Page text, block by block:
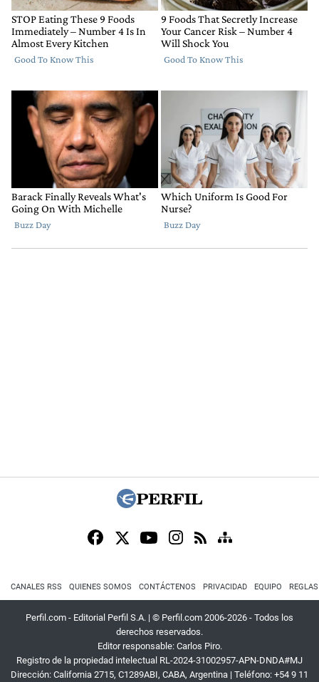
CANALES RSS QUIENES SOMOS CONTÁCTENOS PRIVACIDAD EQUIPO
Perfil.com - Editorial Perfil S.A. | © Perfil.com 2006-2026 - Todos los
derechos reservados.
Editor responsable: Carlos Piro.
Registro de la propiedad intelectual RL-2024-31002957-APN-DNDA#MJ
Dirección: California 2715, C1289ABI, CABA, Argentina | Teléfono: +54 9 11